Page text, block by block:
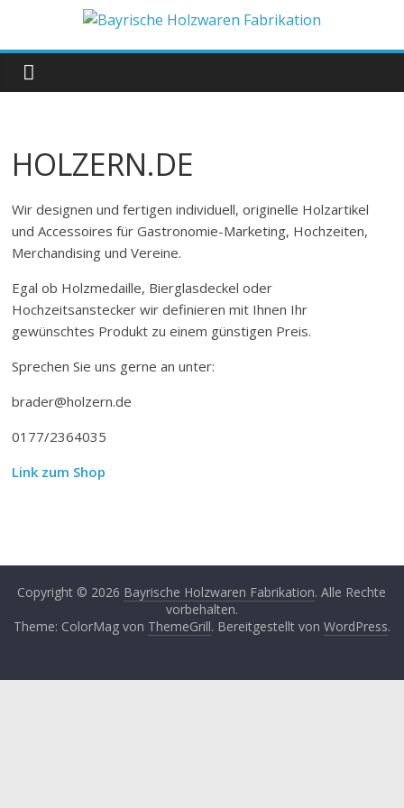
springen
Bayrische
Holzwaren
Fabrikation
HOLZERN.DE
Wir designen und fertigen individuell, originelle Holzartikel
und Accessoires für Gastronomie-Marketing, Hochzeiten,
Merchandising und Vereine.
Egal ob Holzmedaille, Bierglasdeckel oder
Hochzeitsanstecker wir definieren mit Ihnen Ihr
gewünschtes Produkt zu einem günstigen Preis.
Sprechen Sie uns gerne an unter:
brader@holzern.de
0177/2364035
Link zum Shop
Copyright © 2026 Bayrische Holzwaren Fabrikation. Alle Rechte
vorbehalten.
Theme: ColorMag von ThemeGrill. Bereitgestellt von WordPress.